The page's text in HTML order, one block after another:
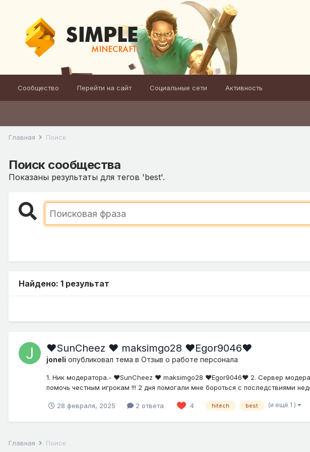
Сообщество Перейти на сайт Социальные сети Активность
Главная Поиск
Поиск сообщества
Показаны результаты для тегов 'best'.
Найдено: 1 результат
❤SunCheez ❤ maksimgo28 ❤Egor9046❤
joneli опубликовал тема в Отзыв о работе персонала
1. Ник модератора.- ❤SunCheez ❤ maksimgo28 ❤Egor9046❤ 2. Сервер
помочь честным игрокам !!! 2 дня помогали мне бороться с последствиями
28 февраля, 2025 2 ответа 4 hitech best (и ещё 1 )
Главная Поиск